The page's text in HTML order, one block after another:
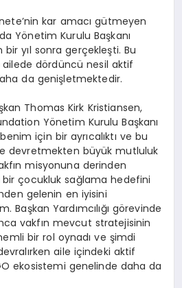
’nin kar amacıgütmeyen
Yönetim Kurulu Başkanı
bir yıl sonra gerçekleşti. Bu
ailede dördüncünesil aktif
da genişletmektedir.
kan Thomas Kirk Kristiansen,
Yönetim Kurulu Başkanı
için bir ayrıcalıktı ve bu
devretmekten büyük mutluluk
ın misyonuna derinden
birçocukluk sağlama hedefini
gelenin en iyisini
Başkan Yardımcılığı görevinde
vakfın mevcut stratejisinin
bir rol oynadıve şimdi
ırken aile içindeki aktif
ekosistemi genelinde daha da